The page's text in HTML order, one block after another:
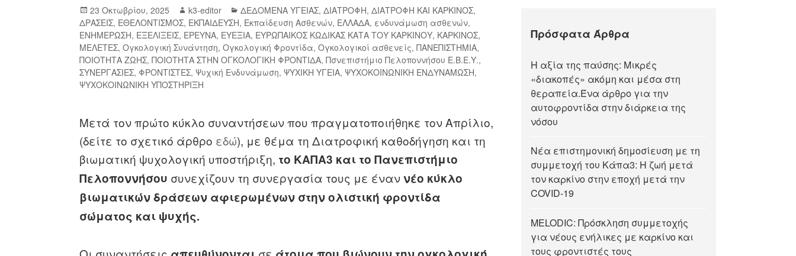
23 Οκτωβρίου, 2025 k3-editor ΔΕΔΟΜΕΝΑ ΥΓΕΙΑΣ,ΔΙΑΤΡΟΦΗ,ΔΙΑΤΡΟΦΗ ΚΑΙ ΚΑΡΚΙΝΟΣ,
ΔΡΑΣΕΙΣ, ΕΘΕΛΟΝΤΙΣΜΟΣ, ΕΚΠΑΙΔΕΥΣΗ, Εκπαίδευση Ασθενών, ΕΛΛΑΔΑ, ενδυνάμωση ασθενών,
ΕΝΗΜΕΡΩΣΗ, ΕΞΕΛΙΞΕΙΣ, ΕΡΕΥΝΑ, ΕΥΕΞΙΑ, ΕΥΡΩΠΑΙΚΟΣ ΚΩΔΙΚΑΣ ΚΑΤΑ ΤΟΥ ΚΑΡΚΙΝΟΥ, ΚΑΡΚΙΝΟΣ,
ΜΕΛΕΤΕΣ,Ογκολογική Συνάντηση,Ογκολογική Φροντίδα,Ογκολογικοί ασθενείς,ΠΑΝΕΠΙΣΤΗΜΙΑ,
ΠΟΙΟΤΗΤΑ ΖΩΗΣ,ΠΟΙΟΤΗΤΑ ΣΤΗΝ ΟΓΚΟΛΟΓΙΚΗ ΦΡΟΝΤΙΔΑ,Πσνεπιστήμιο Πελοποννήσου Ε.Β.Ε.Υ.,
ΣΥΝΕΡΓΑΣΙΕΣ, ΦΡΟΝΤΙΣΤΕΣ, Ψυχική Ενδυνάμωση, ΨΥΧΙΚΗ ΥΓΕΙΑ, ΨΥΧΟΚΟΙΝΩΝΙΚΗ ΕΝΔΥΝΑΜΩΣΗ,
ΨΥΧΟΚΟΙΝΩΝΙΚΗ ΥΠΟΣΤΗΡΙΞΗ
Μετά τον πρώτο κύκλο συναντήσεων που πραγματοποιήθηκε τον Απρίλιο,
(δείτε το σχετικό άρθρο εδώ), με θέμα τη Διατροφική καθοδήγηση και τη
βιωματική ψυχολογική υποστήριξη, το ΚΑΠΑ3 και το Πανεπιστήμιο
Πελοποννήσου συνεχίζουν τη συνεργασία τους με έναννέο κύκλο
βιωματικών δράσεων αφιερωμένων στην ολιστική φροντίδα
σώματος και ψυχής.
Πρόσφατα Άρθρα
Η αξία της παύσης: Μικρές
«διακοπές» ακόμη και μέσα στη
θεραπεία.Ένα άρθρο για την
αυτοφροντίδα στην διάρκεια της
νόσου
Νέα επιστημονική δημοσίευση με τη
συμμετοχή του Κάπα3: Η ζωή μετά
τον καρκίνο στην εποχή μετά την
COVID-19
MELODIC: Πρόσκληση συμμετοχής
για νέους ενήλικες με καρκίνο και
τους φροντιστές τους